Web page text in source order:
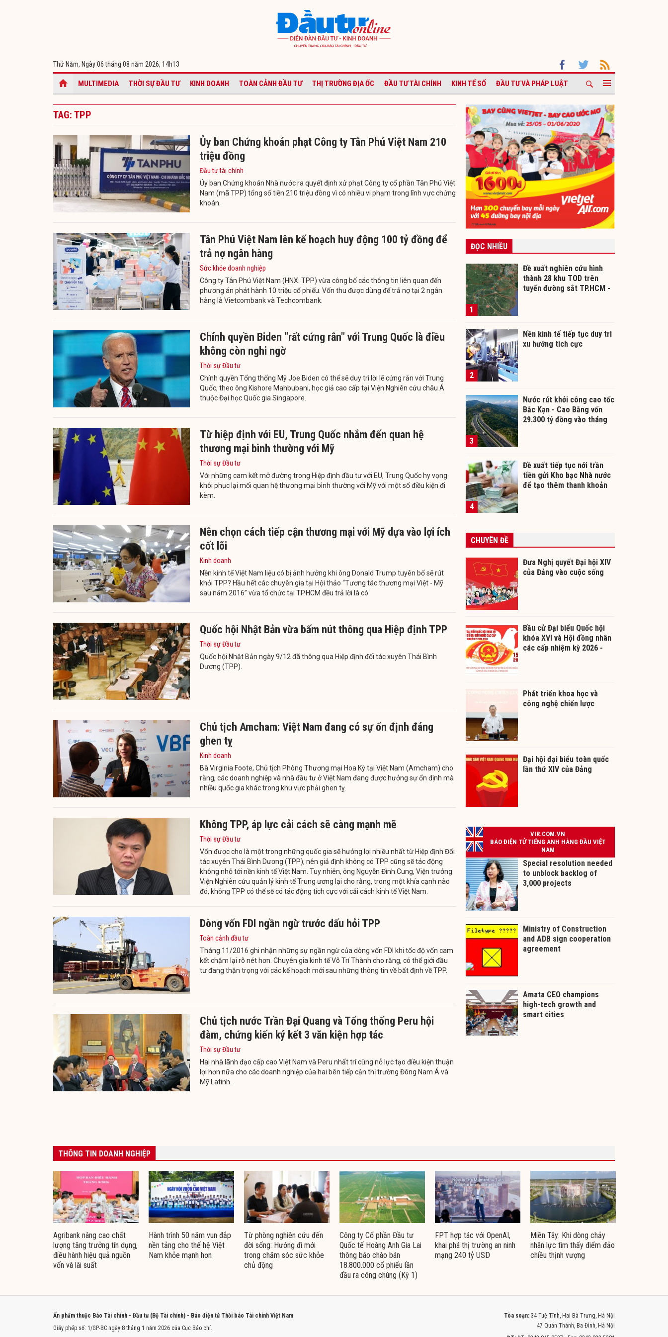
Thứ Năm, Ngày 06 tháng 08 năm 2026, 14h13
MULTIMEDIA THỜI SỰ ĐẦU TƯ KINH DOANH TOÀN CẢNH ĐẦU TƯ THỊ TRƯỜNG ĐỊA ỐC ĐẦU TƯ TÀI CHÍNH KINH TẾ SỐ ĐẦU TƯ VÀ PHÁP LUẬT
TAG: TPP
Ủy ban Chứng khoán phạt Công ty Tân Phú Việt Nam 210
triệu đồng
Đầu tư tài chính
Ủy ban Chứng khoán Nhà nước ra quyết định xử phạt Công ty cổ phần Tân Phú Việt
Nam (mã TPP) tổng số tiền 210 triệu đồng vì có nhiều vi phạm trong lĩnh vực chứng
khoán.
Tân Phú Việt Nam lên kế hoạch huy động 100 tỷ đồng để
trả nợ ngân hàng
Sức khỏe doanh nghiệp
Công ty Tân Phú Việt Nam (HNX: TPP) vừa công bố các thông tin liên quan đến
phương án phát hành 10 triệu cổ phiếu. Vốn thu được dùng để trả nợ tại 2 ngân
hàng là Vietcombank và Techcombank.
Chính quyền Biden "rất cứng rắn" với Trung Quốc là điều
không còn nghi ngờ
Thời sự Đầu tư
Chính quyền Tổng thống Mỹ Joe Biden có thể sẽ duy trì lời lẽ cứng rắn với Trung
Quốc, theo ông Kishore Mahbubani, học giả cao cấp tại Viện Nghiên cứu châu Á
thuộc Đại học Quốc gia Singapore.
Từ hiệp định với EU, Trung Quốc nhắm đến quan hệ
thương mại bình thường với Mỹ
Thời sự Đầu tư
Với những cam kết mở đường trong Hiệp định đầu tư với EU, Trung Quốc hy vọng
khôi phục lại mối quan hệ thương mại bình thường với Mỹ với một số điều kiện đi
kèm.
Nên chọn cách tiếp cận thương mại với Mỹ dựa vào lợi ích
cốt lõi
Kinh doanh
Nền kinh tế Việt Nam liệu có bị ảnh hưởng khi ông Donald Trump tuyên bố sẽ rút
khỏi TPP? Hầu hết các chuyên gia tại Hội thảo “Tương tác thương mại Việt - Mỹ
sau năm 2016” vừa tổ chức tại TP.HCM đều trả lời là có.
Quốc hội Nhật Bản vừa bấm nút thông qua Hiệp định TPP
Thời sự Đầu tư
Quốc hội Nhật Bản ngày 9/12 đã thông qua Hiệp định đối tác xuyên Thái Bình
Dương (TPP).
Chủ tịch Amcham: Việt Nam đang có sự ổn định đáng
ghen tỵ
Kinh doanh
Bà Virginia Foote, Chủ tịch Phòng Thương mại Hoa Kỳ tại Việt Nam (Amcham) cho
rằng, các doanh nghiệp và nhà đầu tư ở Việt Nam đang được hưởng sự ổn định mà
nhiều quốc gia khác trong khu vực phải ghen tỵ.
Không TPP, áp lực cải cách sẽ càng mạnh mẽ
Thời sự Đầu tư
Vốn được cho là một trong những quốc gia sẽ hưởng lợi nhiều nhất từ Hiệp định Đối
tác xuyên Thái Bình Dương (TPP), nên giả định không có TPP cũng sẽ tác động
không nhỏ tới nền kinh tế Việt Nam. Tuy nhiên, ông Nguyễn Đình Cung, Viện trưởng
Viện Nghiên cứu quản lý kinh tế Trung ương lại cho rằng, trong một khía cạnh nào
đó, không TPP có thể sẽ có tác động tích cực với cải cách kinh tế Việt Nam.
Dòng vốn FDI ngần ngừ trước dấu hỏi TPP
Toàn cảnh đầu tư
Tháng 11/2016 ghi nhận những sự ngần ngừ của dòng vốn FDI khi tốc độ vốn cam
kết chậm lại rõ nét hơn. Chuyên gia kinh tế Võ Trí Thành cho rằng, có thể giới đầu
tư đang thận trọng với các kế hoạch mới sau những thông tin về bất định về TPP.
Chủ tịch nước Trần Đại Quang và Tổng thống Peru hội
đàm, chứng kiến ký kết 3 văn kiện hợp tác
Thời sự Đầu tư
Hai nhà lãnh đạo cấp cao Việt Nam và Peru nhất trí cùng nỗ lực tạo điều kiện thuận
lợi hơn nữa cho các doanh nghiệp của hai bên tiếp cận thị trường Đông Nam Á và
Mỹ Latinh.
ĐỌC NHIỀU
1
Đề xuất nghiên cứu hình
thành 28 khu TOD trên
tuyến đường sắt TP.HCM -
2
Nền kinh tế tiếp tục duy trì
xu hướng tích cực
3
Nước rút khởi công cao tốc
Bắc Kạn - Cao Bằng vốn
29.300 tỷ đồng vào tháng
4
Đề xuất tiếp tục nới trần
tiền gửi Kho bạc Nhà nước
để tạo thêm thanh khoản
CHUYÊN ĐỀ
Đưa Nghị quyết Đại hội XIV
của Đảng vào cuộc sống
Bầu cử Đại biểu Quốc hội
khóa XVI và Hội đồng nhân
các cấp nhiệm kỳ 2026 -
Phát triển khoa học và
công nghệ chiến lược
Đại hội đại biểu toàn quốc
lần thứ XIV của Đảng
THÔNG TIN DOANH NGHIỆP
Agribank nâng cao chất
lượng tăng trưởng tín dụng,
điều hành hiệu quả nguồn
vốn và lãi suất
Hành trình 50 năm vun đắp
nền tảng cho thế hệ Việt
Nam khỏe mạnh hơn
Từ phòng nghiên cứu đến
đời sống: Hướng đi mới
trong chăm sóc sức khỏe
chủ động
Công ty Cổ phần Đầu tư
Quốc tế Hoàng Anh Gia Lai
thông báo chào bán
18.800.000 cổ phiếu lần
đầu ra công chúng (Kỳ 1)
FPT hợp tác với OpenAI,
khai phá thị trường an ninh
mạng 240 tỷ USD
Miền Tây: Khi dòng chảy
nhân lực tìm thấy điểm đảo
chiều thịnh vượng
Ấn phẩm thuộc Báo Tài chính - Đầu tư (Bộ Tài chính) - Báo điện tử Thời báo Tài chính Việt Nam
Giấy phép số: 1/GP-BC ngày 8 tháng 1 năm 2026 của Cục Báo chí.
Tòa soạn: 34 Tuệ Tĩnh, Hai Bà Trưng, Hà Nội
47 Quán Thánh, Ba Đình, Hà Nội